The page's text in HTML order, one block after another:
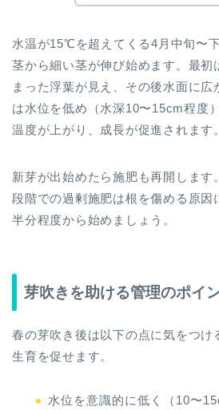
水温が15℃を超えてくる4月中旬〜
茎から細い茎が伸び始めます。最初
まった浮葉が見え、その後水面に
は水位を低め（水深10〜15cm程度
温度が上がり、成長が促進されます。
新芽が出始めたら施肥も再開します
段階での過剰施肥は根を傷める原因
半分程度から始めましょう。
芽吹きを助ける管理のポイ
春の芽吹き後は以下の点に気をつけ
生育を促せます。
水位を意識的に低く（10〜